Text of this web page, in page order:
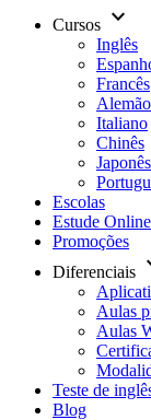
Cursos keyboard_arrow_down
Inglês
Francês
Alemão
Italiano
Chinês
Japonês
Escolas
Estude Online
Promoções
Diferenciais
Aulas
Aulas
Teste de
Blog